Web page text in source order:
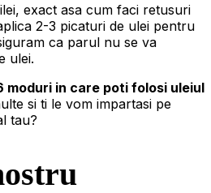
exact asa cum faci retusuri
2-3 picaturi de ulei pentru
ca parul nu se va
ulei.
moduri in care poti folosi uleiul
si ti le vom impartasi pe
tau?